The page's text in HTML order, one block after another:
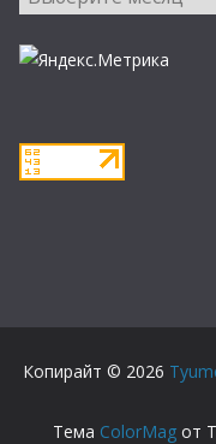
Копирайт © 2026
Тема ColorMagот